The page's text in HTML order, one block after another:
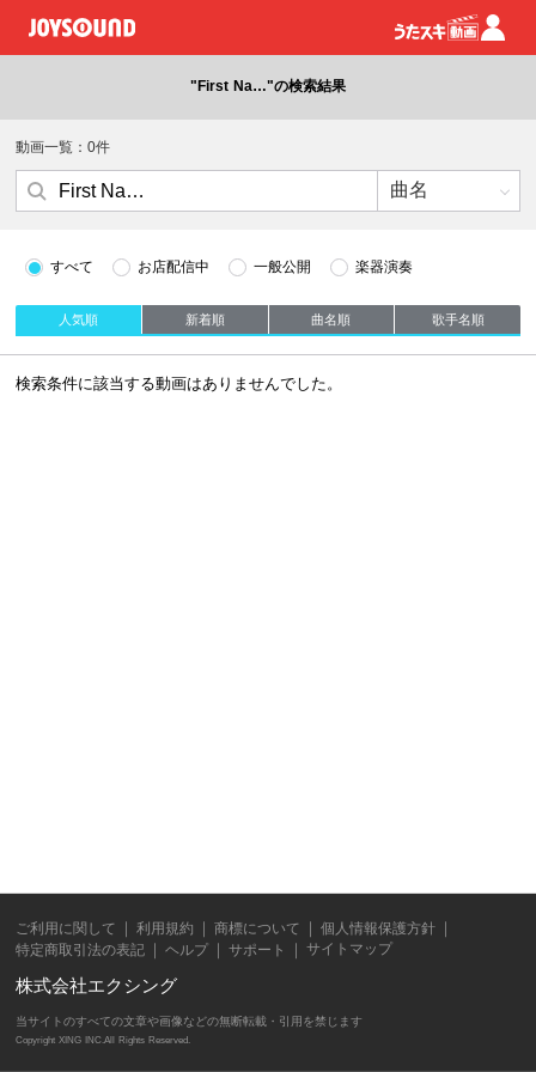
"First Na…"の検索結果
動画一覧：0件
すべて お店配信中 一般公開 楽器演奏
人気順 新着順 曲名順 歌手名順
検索条件に該当する動画はありませんでした。
ご利用に関して 利用規約 商標について
個人情報保護方針
特定商取引法の表記
ヘルプ サポート サイトマップ
株式会社エクシング
当サイトのすべての文章や画像などの無断転載・引用を禁じます
Copyright XING INC.All Rights Reserved.